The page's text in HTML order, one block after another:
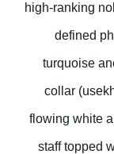
high-ranking
defined
turquoise
collar
flowing white
staff topped